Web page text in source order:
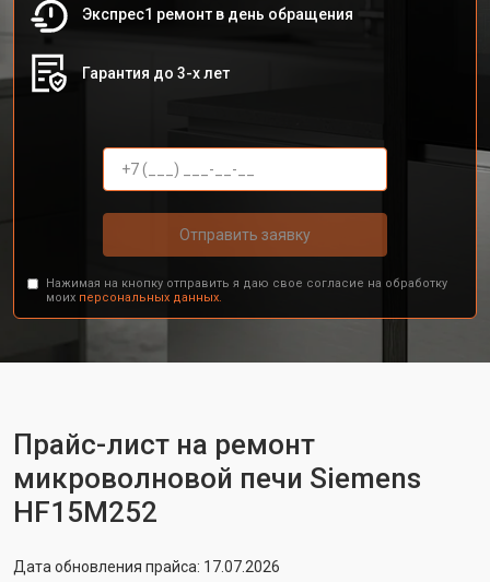
Экспрес1 ремонт в день обращения
Гарантия до 3-х лет
Отправить заявку
Нажимая на кнопку отправить я даю свое согласие на обработку
моих персональных данных.
Прайс-лист на ремонт
микроволновой печи Siemens
HF15M252
Дата обновления прайса: 17.07.2026